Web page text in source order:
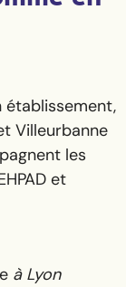
établissement,
Villeurbanne
les
et
à Lyon